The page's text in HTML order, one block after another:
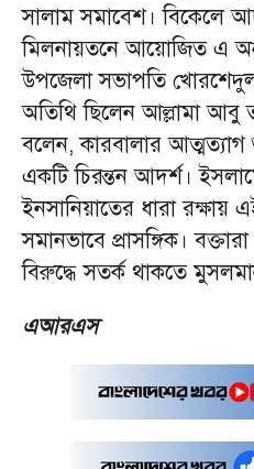
সালাম সমাবেশ। বিকেলে
মিলনায়তনে আয়োজিত এ
উপজেলা সভাপতি
অতিথি ছিলেন আল্লামা আবু
বলেন, কারবালার
একটি চিরন্তন আদর্শ।
ইনসানিয়াতের ধারা
সমানভাবে প্রাসঙ্গিক।
বিরুদ্ধে সতর্ক থাকতে
এআরএস